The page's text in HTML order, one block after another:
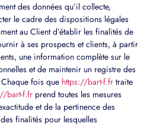
des données qu’il collecte,
le cadre des dispositions légales
au Client d’établir les finalités de
à ses prospects et clients, à partir
une information complète sur le
et de maintenir un registre des
fois que https://bart-f.fr traite
bart-f.fr prend toutes les mesures
et de la pertinence des
finalités pour lesquelles